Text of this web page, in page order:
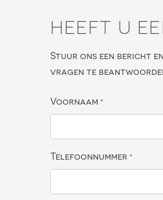
HEEFT U
Stuur ons een bericht
vragen te
Voornaam *
Telefoonnummer *